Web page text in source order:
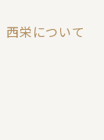
西栄について